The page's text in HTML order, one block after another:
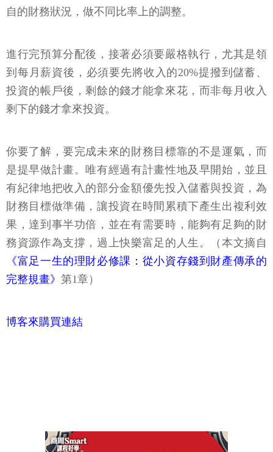
自的財務狀況，做不同比率上的調整。
進行完預算分配後，接著必須要嚴格執行，尤其是領
到每月薪資後，必須要先將收入的20%提撥到儲蓄、
投資的帳戶後，剩餘的錢才能拿來花，而非每月收入
剩下的錢才拿來投資。
你要了解，要完成未來的財務目標靠的不是運氣，而
是提早做計畫。唯有經過有計畫性地及早開始，並且
有紀律地把收入的部分金額優先投入儲蓄與投資，為
財務目標做準備，讓投資在時間累積下產生出複利效
果，達到事半功倍，並在有需要時，能夠有足夠的財
務資源作為支撐，過上快樂富足的人生。（本文摘自
《富足一生的理財必修課：從小資存錢到財產傳承的
完整規畫》 第1章）
博客來購買連結